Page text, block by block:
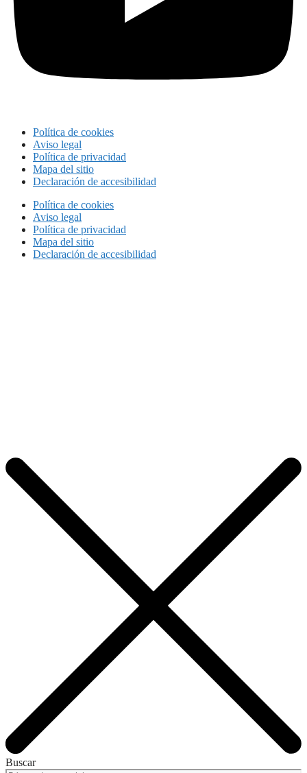
Política de cookies
Aviso legal
Política de privacidad
Mapa del sitio
Declaración de accesibilidad
Política de cookies
Aviso legal
Política de privacidad
Mapa del sitio
Declaración de accesibilidad
Buscar